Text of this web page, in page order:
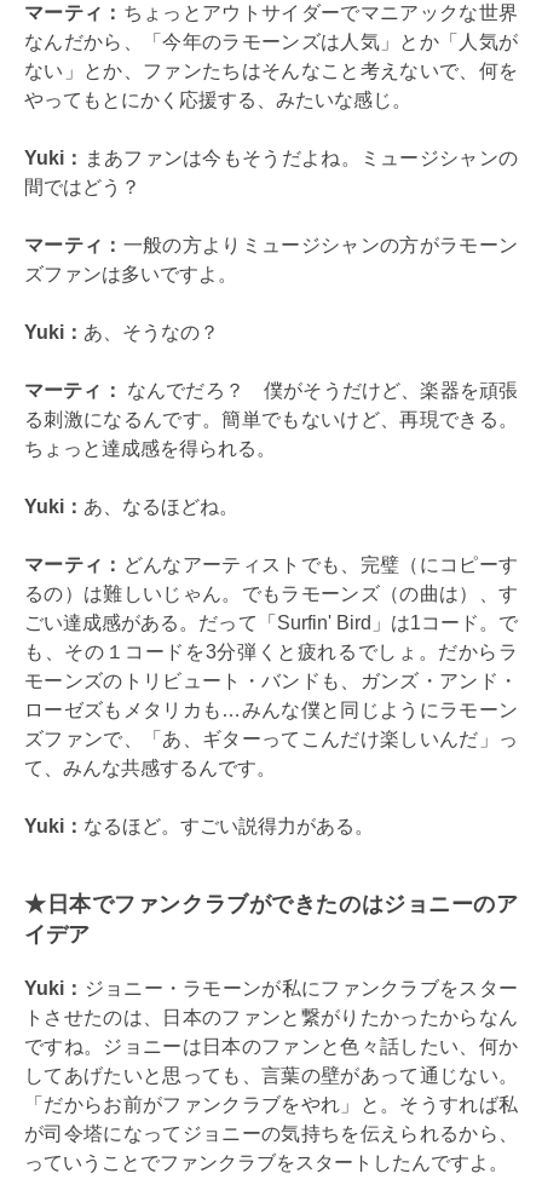
マーティ： ちょっとアウトサイダーでマニアックな世界
なんだから、「今年のラモーンズは人気」とか「人気が
ない」とか、ファンたちはそんなこと考えないで、何を
やってもとにかく応援する、みたいな感じ。
Yuki： まあファンは今もそうだよね。ミュージシャンの
間ではどう？
マーティ： 一般の方よりミュージシャンの方がラモーン
ズファンは多いですよ。
Yuki： あ、そうなの？
マーティ：
なんでだろ？ 僕がそうだけど、楽器を頑張
る刺激になるんです。簡単でもないけど、再現できる。
ちょっと達成感を得られる。
Yuki： あ、なるほどね。
マーティ： どんなアーティストでも、完璧（にコピーす
るの）は難しいじゃん。でもラモーンズ（の曲は）、す
ごい達成感がある。だって「Surfin' Bird」は1コード。で
も、その１コードを3分弾くと疲れるでしょ。だからラ
モーンズのトリビュート・バンドも、ガンズ・アンド・
ローゼズもメタリカも…みんな僕と同じようにラモーン
ズファンで、「あ、ギターってこんだけ楽しいんだ」っ
て、みんな共感するんです。
Yuki： なるほど。すごい説得力がある。
★日本でファンクラブができたのはジョニーのア
イデア
Yuki： ジョニー・ラモーンが私にファンクラブをスター
トさせたのは、日本のファンと繋がりたかったからなん
ですね。ジョニーは日本のファンと色々話したい、何か
してあげたいと思っても、言葉の壁があって通じない。
「だからお前がファンクラブをやれ」と。そうすれば私
が司令塔になってジョニーの気持ちを伝えられるから、
っていうことでファンクラブをスタートしたんですよ。